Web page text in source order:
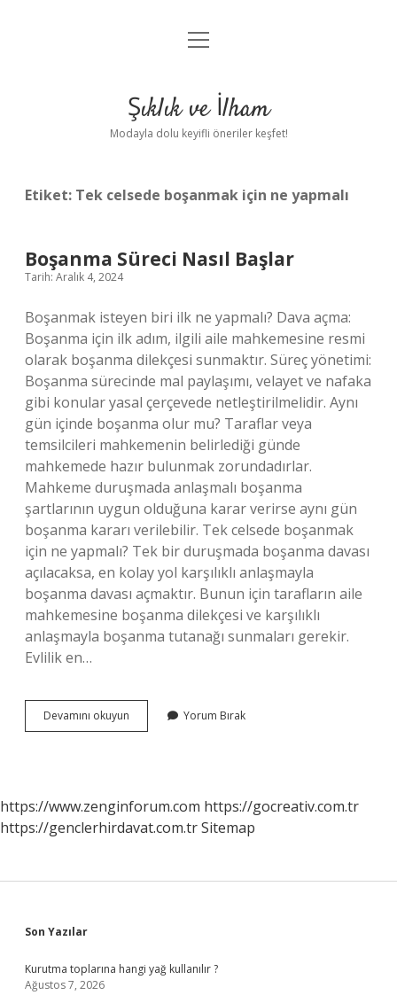
Anasayfa
Yasal Uyarı
menüyü
Şıklık ve İlham
Modayla dolu keyifli öneriler keşfet!
Etiket: Tek celsede boşanmak için ne yapmalı
Boşanma Süreci Nasıl Başlar
Tarih: Aralık 4, 2024
Boşanmak isteyen biri ilk ne yapmalı? Dava açma:
Boşanma için ilk adım, ilgili aile mahkemesine resmi
olarak boşanma dilekçesi sunmaktır. Süreç yönetimi:
Boşanma sürecinde mal paylaşımı, velayet ve nafaka
gibi konular yasal çerçevede netleştirilmelidir. Aynı
gün içinde boşanma olur mu? Taraflar veya
temsilcileri mahkemenin belirlediği günde
mahkemede hazır bulunmak zorundadırlar.
Mahkeme duruşmada anlaşmalı boşanma
şartlarının uygun olduğuna karar verirse aynı gün
boşanma kararı verilebilir. Tek celsede boşanmak
için ne yapmalı? Tek bir duruşmada boşanma davası
açılacaksa, en kolay yol karşılıklı anlaşmayla
boşanma davası açmaktır. Bunun için tarafların aile
mahkemesine boşanma dilekçesi ve karşılıklı
anlaşmayla boşanma tutanağı sunmaları gerekir.
Evlilik en…
Devamını okuyun Boşanma
Süreci
Yorum Bırak
https://www.zenginforum.com https://gocreativ.com.tr
https://genclerhirdavat.com.trSitemap
Sidebar
Son Yazılar
Kurutma toplarına hangi yağ kullanılır ?
Ağustos 7, 2026